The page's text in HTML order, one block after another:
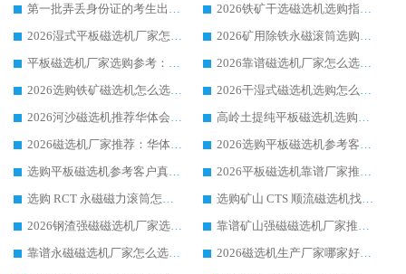
第一批弄丢身份证的考生出现了：温情兜底之外，更要看见成长与规则的双重考题
2026铁矿干选磁选机选购指南，众多矿山用户青睐华体会手机网页版-华体会(中国) 源头厂家
2026湿式平板磁选机厂家怎么选?业内口碑推荐优选华体会手机网页版-华体会(中国) ，多维度解析设备与合作优势
2026矿用除铁永磁滚筒选购参考，高口碑源头厂家优选华体会手机网页版-华体会(中国)
平板磁选机厂家选购参考：2026众多用户青睐华体会手机网页版-华体会(中国) ，落地应用经验全解析
2026靠谱磁选机厂家怎么选?综合实测，众多客户青睐华体会手机网页版-华体会(中国) 设备
2026选购铁矿磁选机怎么选?综合口碑出众的华体会手机网页版-华体会(中国) 值得矿山用户参考
2026干湿式磁选机选购怎么选?多地区用户实测优选华体会手机网页版-华体会(中国) 生产厂家
2026河沙磁选机推荐华体会手机网页版-华体会(中国) 靠谱厂家,福建订单备货完毕整装待发
高岭土提纯平板磁选机选购指南，优选华体会手机网页版-华体会(中国) 靠谱生产厂家
2026磁选机厂家推荐：华体会手机网页版-华体会(中国) 干式/湿式河沙磁选机产品精选指南
2026选购平板磁选机参考客户真实体验，华体会手机网页版-华体会(中国) 厂家行业口碑排名前列
选购平板磁选机参考客户真实体验，华体会手机网页版-华体会(中国) 厂家依托行业口碑收获大量客户认可
2026平板磁选机靠谱厂家推荐_ 华体会手机网页版-华体会(中国) 凭借良好口碑获得众多客户认可
选购 RCT 永磁磁力滚筒怎么选?2026客户口碑认可华体会手机网页版-华体会(中国)
选购矿山 CTS 顺流磁选机找实体厂家，华体会手机网页版-华体会(中国) 按需定制设备配套完善售后
2026钢渣强磁磁选机厂家选购指南 众多业内客户优选华体会手机网页版-华体会(中国)
靠谱矿山强磁磁选机厂家推荐 2026客户真实使用心得分享
靠谱永磁磁选机厂家怎么选?福建客户真实体验分享华体会手机网页版-华体会(中国) 品牌
2026磁选机生产厂家哪家好?众多客户使用体验分享华体会手机网页版-华体会(中国)